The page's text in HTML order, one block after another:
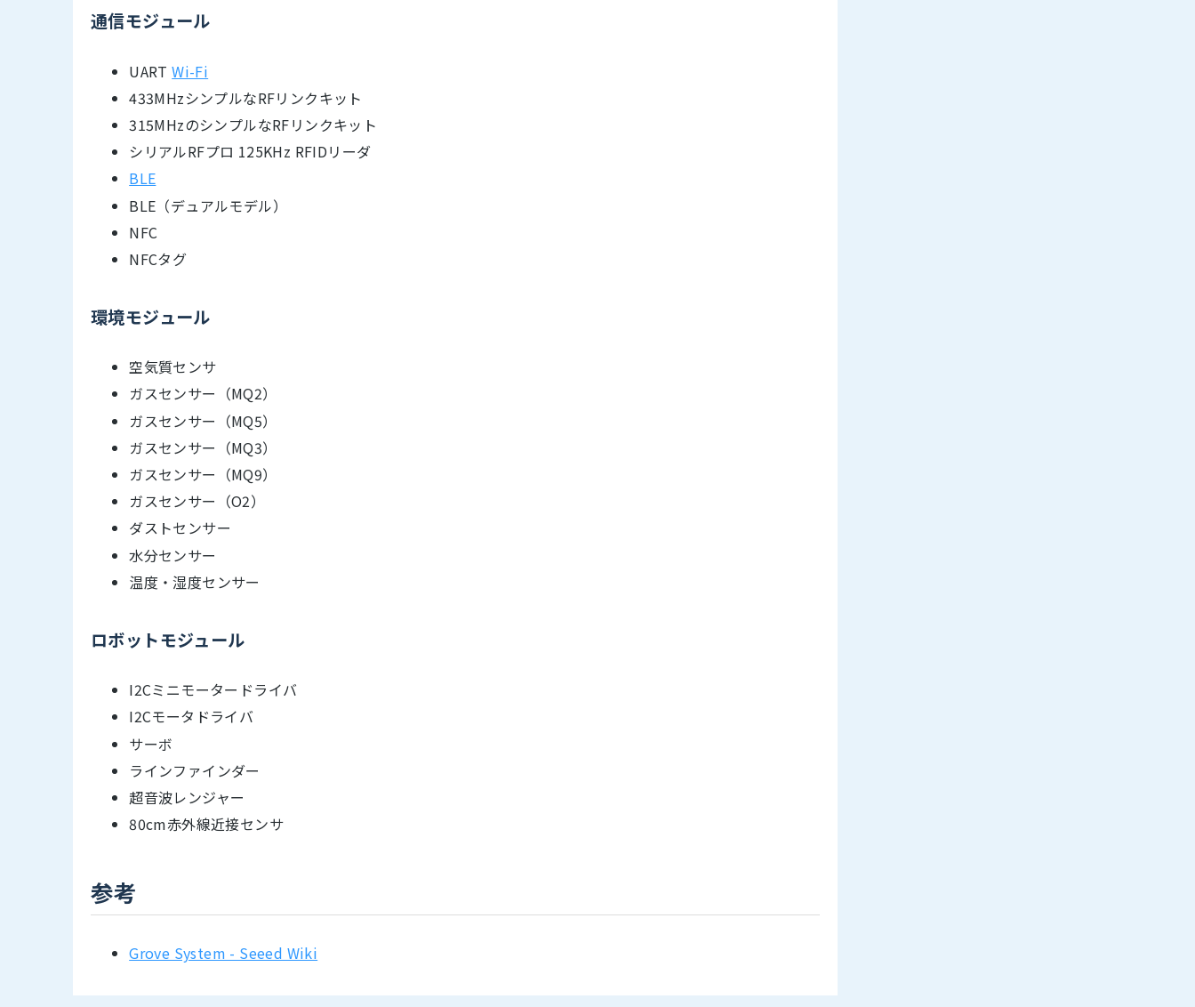
通信モジュール
UARTWi-Fi
433MHzシンプルなRFリンクキット
315MHzのシンプルなRFリンクキット
シリアルRFプロ 125KHz RFIDリーダ
BLE
BLE（デュアルモデル）
NFC
NFCタグ
環境モジュール
空気質センサ
ガスセンサー（MQ2）
ガスセンサー（MQ5）
ガスセンサー（MQ3）
ガスセンサー（MQ9）
ガスセンサー（O2）
ダストセンサー
水分センサー
温度・湿度センサー
ロボットモジュール
I2Cミニモータードライバ
I2Cモータドライバ
サーボ
ラインファインダー
超音波レンジャー
80cm赤外線近接センサ
参考
Grove System - Seeed Wiki